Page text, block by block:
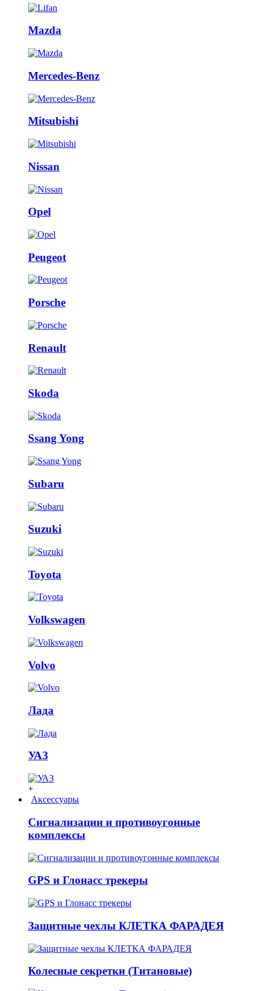
Mazda
Mercedes-Benz
Mitsubishi
Nissan
Opel
Peugeot
Porsche
Renault
Skoda
Ssang Yong
Subaru
Suzuki
Toyota
Volkswagen
Volvo
Лада
УАЗ
+
Аксессуары
Сигнализации и противоугонные
комплексы
GPS и Глонасс трекеры
Защитные чехлы КЛЕТКА ФАРАДЕЯ
Колесные секретки (Титановые)